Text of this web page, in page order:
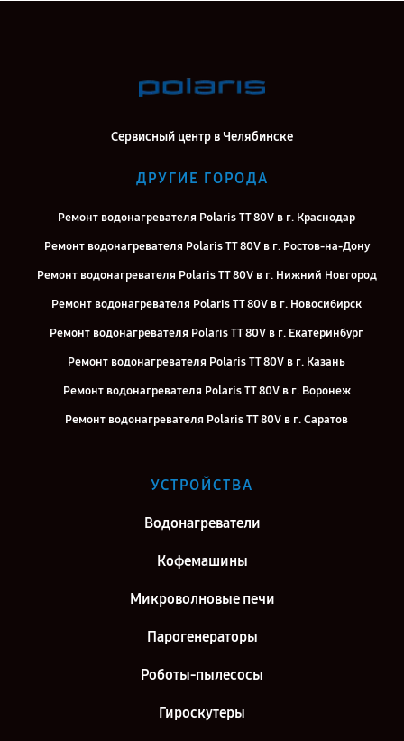
Сервисный центр в Челябинске
ДРУГИЕ ГОРОДА
Ремонт водонагревателя Polaris TT 80V в г. Краснодар
Ремонт водонагревателя Polaris TT 80V в г. Ростов-на-Дону
Ремонт водонагревателя Polaris TT 80V в г. Нижний Новгород
Ремонт водонагревателя Polaris TT 80V в г. Новосибирск
Ремонт водонагревателя Polaris TT 80V в г. Екатеринбург
Ремонт водонагревателя Polaris TT 80V в г. Казань
Ремонт водонагревателя Polaris TT 80V в г. Воронеж
Ремонт водонагревателя Polaris TT 80V в г. Саратов
Ремонт водонагревателя Polaris TT 80V в г. Киров
Ремонт водонагревателя Polaris TT 80V в г. Санкт-Петербург
УСТРОЙСТВА
Водонагреватели
Кофемашины
Микроволновые печи
Парогенераторы
Роботы-пылесосы
Гироскутеры